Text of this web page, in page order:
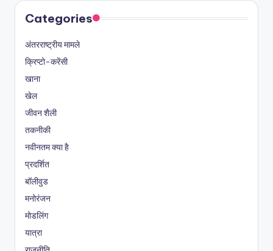
Categories
अंतरराष्ट्रीय मामले
क्रिप्टो-करेंसी
खाना
खेल
जीवन शैली
तकनीकी
नवीनतम क्या है
प्रदर्शित
बॉलीवुड
मनोरंजन
मोडलिंग
यात्रा